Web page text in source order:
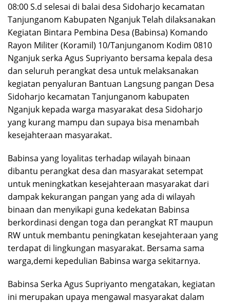
08:00 S.d selesai di balai desa Sidoharjo kecamatan
Tanjunganom Kabupaten Nganjuk Telah dilaksanakan
Kegiatan Bintara Pembina Desa (Babinsa) Komando
Rayon Militer (Koramil) 10/Tanjunganom Kodim 0810
Nganjuk serka Agus Supriyanto bersama kepala desa
dan seluruh perangkat desa untuk melaksanakan
kegiatan penyaluran Bantuan Langsung pangan Desa
Sidoharjo kecamatan Tanjunganom kabupaten
Nganjuk kepada warga masyarakat desa Sidoharjo
yang kurang mampu dan supaya bisa menambah
kesejahteraan masyarakat.
Babinsa yang loyalitas terhadap wilayah binaan
dibantu perangkat desa dan masyarakat setempat
untuk meningkatkan kesejahteraan masyarakat dari
dampak kekurangan pangan yang ada di wilayah
binaan dan menyikapi guna kedekatan Babinsa
berkordinasi dengan toga dan perangkat RT maupun
RW untuk membantu peningkatan kesejahteraan yang
terdapat di lingkungan masyarakat. Bersama sama
warga,demi kepedulian Babinsa warga sekitarnya.
Babinsa Serka Agus Supriyanto mengatakan, kegiatan
ini merupakan upaya mengawal masyarakat dalam